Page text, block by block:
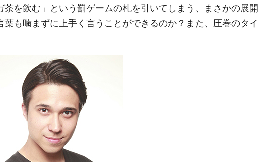
茶を飲む」という罰ゲームの札を引いてしまう、まさかの展開
も噛まずに上手く言うことができるのか？また、圧巻のタイ